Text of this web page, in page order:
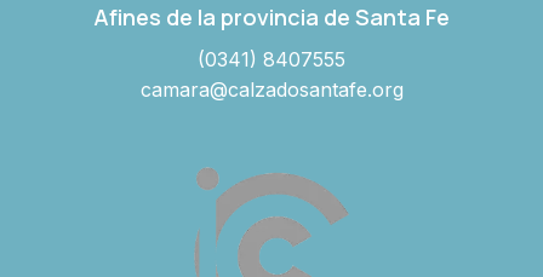
Afines de la provincia de Santa Fe
(0341) 8407555
camara@calzadosantafe.org